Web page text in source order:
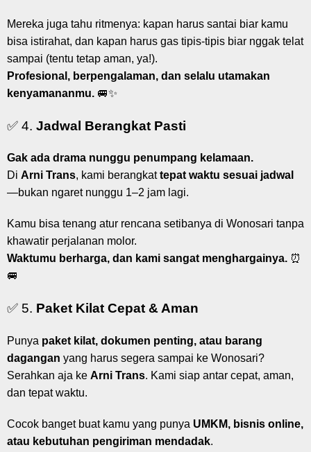
Mereka juga tahu ritmenya: kapan harus santai biar kamu
bisa istirahat, dan kapan harus gas tipis-tipis biar nggak telat
sampai (tentu tetap aman, ya!).
Profesional, berpengalaman, dan selalu utamakan
kenyamananmu. 🚐✨
✅ 4. Jadwal Berangkat Pasti
Gak ada drama nunggu penumpang kelamaan.
Di Arni Trans, kami berangkattepat waktu sesuai jadwal
—bukan ngaret nunggu 1–2 jam lagi.
Kamu bisa tenang atur rencana setibanya di Wonosari tanpa
khawatir perjalanan molor.
Waktumu berharga, dan kami sangat menghargainya. ⏰
🚐
✅ 5. Paket Kilat Cepat & Aman
Punya paket kilat, dokumen penting, atau barang
dagangan yang harus segera sampai ke Wonosari?
Serahkan aja ke Arni Trans. Kami siap antar cepat, aman,
dan tepat waktu.
Cocok banget buat kamu yang punya UMKM, bisnis online,
atau kebutuhan pengiriman mendadak.